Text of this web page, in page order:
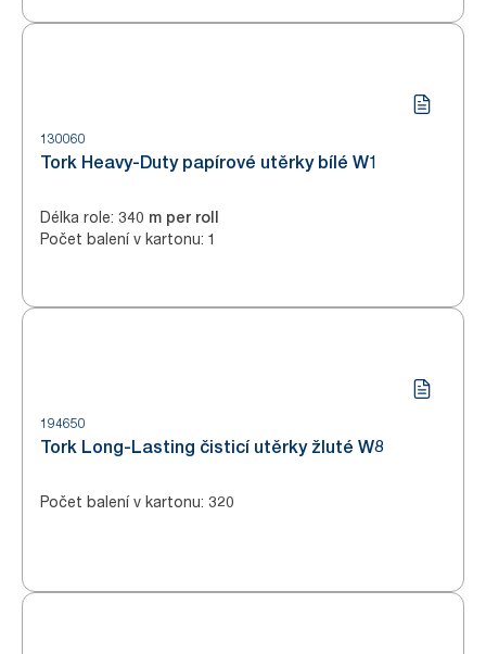
130060
Tork Heavy-Duty papírové utěrky bílé W1
Délka role: 340 m per roll
Počet balení v kartonu: 1
194650
Tork Long-Lasting čisticí utěrky žluté W8
Počet balení v kartonu: 320